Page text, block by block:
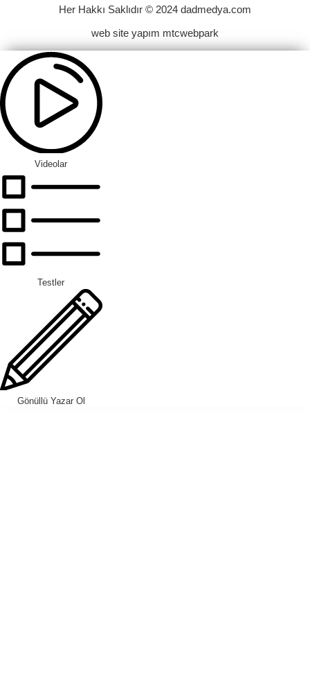
Her Hakkı Saklıdır © 2024 dadmedya.com
web site yapım mtcwebpark
Videolar
Testler
Gönüllü Yazar Ol